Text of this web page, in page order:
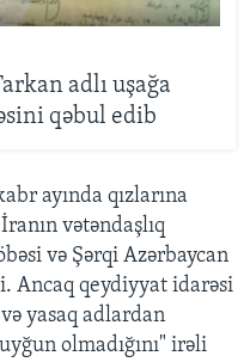
adlı uşağa
qəbul edib
ayında qızlarına
vətəndaşlıq
və Şərqi Azərbaycan
Ancaq qeydiyyat idarəsi
yasaq adlardan
olmadığını" irəli